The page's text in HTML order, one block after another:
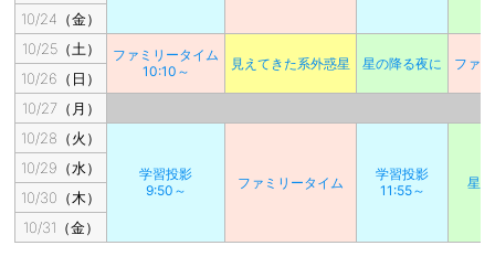
10/24（金）
10/25（土）
ファミリータイム
10:10～
見えてきた系外惑星 星の降る夜に ファ
10/26（日）
10/27（月）
10/28（火）
学習投影
9:50～
ファミリータイム
学習投影
11:55～
星
10/29（水）
10/30（木）
10/31（金）